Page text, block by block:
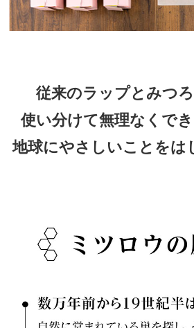
従来のラップとみつ
使い分けて無理なくで
地球にやさしいことをは